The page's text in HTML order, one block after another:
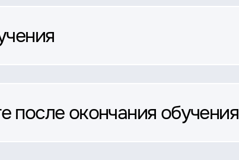
после окончания обучения